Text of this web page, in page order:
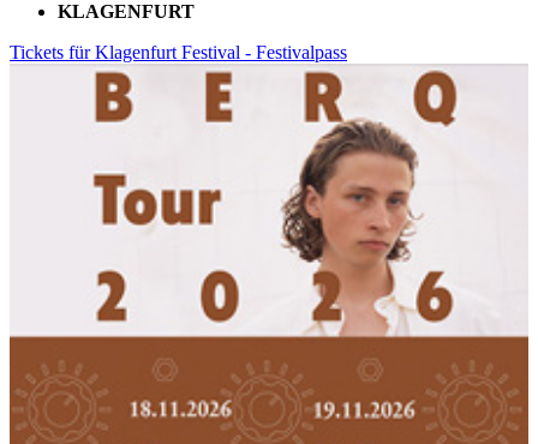
KLAGENFURT
Tickets für Klagenfurt Festival - Festivalpass